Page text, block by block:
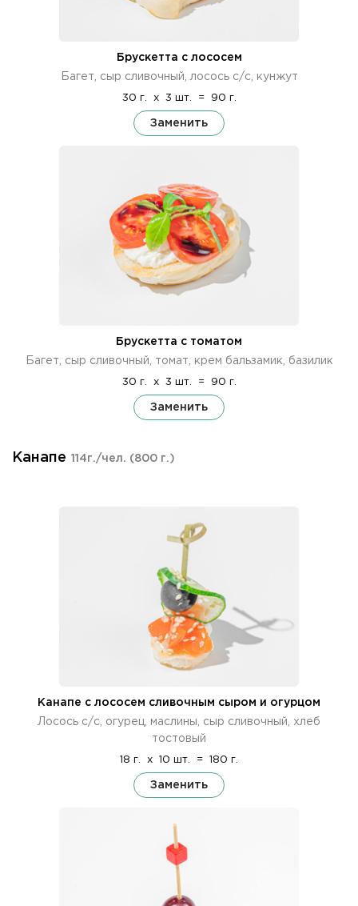
Брускетта с лососем
Багет, сыр сливочный, лосось с/с, кунжут
30 г. x 3 шт. = 90 г.
Заменить
Брускетта с томатом
Багет, сыр сливочный, томат, крем бальзамик, базилик
30 г. x 3 шт. = 90 г.
Заменить
Канапе 114г./чел. (800 г.)
Канапе с лососем сливочным сыром и огурцом
Лосось с/с, огурец, маслины, сыр сливочный, хлеб
тостовый
18 г. x 10 шт. = 180 г.
Заменить